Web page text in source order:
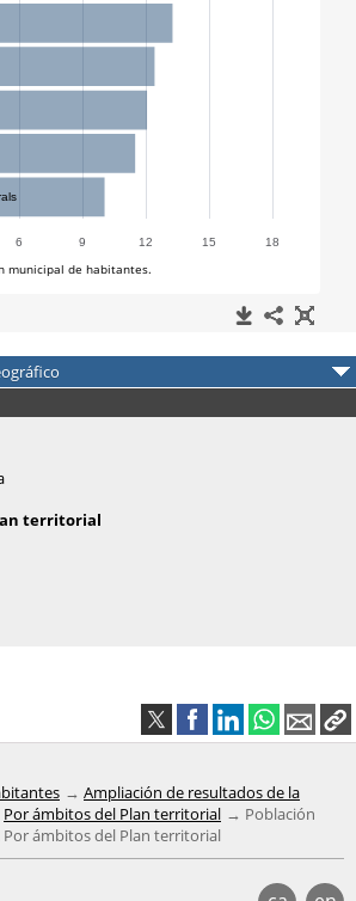
territorial
Ampliación de resultados de la
Por ámbitos del Plan territorial
Población
ámbitos del Plan territorial